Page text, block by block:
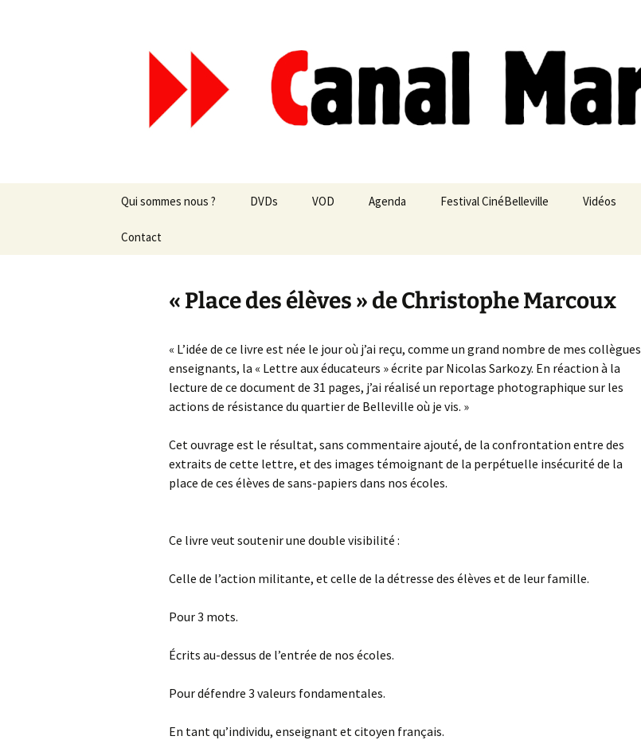
Canal Marches
Qui sommes nous ?
Les revues de presse
Les projets
DVDs VOD Agenda Festival CinéBelleville Vidéos
Contact
« Place des élèves » de Christophe Marcoux
« L’idée de ce livre est née le jour où j’ai reçu, comme un grand nombre de mes collègues
enseignants, la « Lettre aux éducateurs » écrite par Nicolas Sarkozy. En réaction à la
lecture de ce document de 31 pages, j’ai réalisé un reportage photographique sur les
actions de résistance du quartier de Belleville où je vis. »
Cet ouvrage est le résultat, sans commentaire ajouté, de la confrontation entre des
extraits de cette lettre, et des images témoignant de la perpétuelle insécurité de la
place de ces élèves de sans-papiers dans nos écoles.
Ce livre veut soutenir une double visibilité :
Celle de l’action militante, et celle de la détresse des élèves et de leur famille.
Pour 3 mots.
Écrits au-dessus de l’entrée de nos écoles.
Pour défendre 3 valeurs fondamentales.
En tant qu’individu, enseignant et citoyen français.